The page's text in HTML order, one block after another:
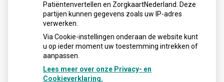
Registerenop
Duinrand
Apotheek
Patiëntenvertellen en ZorgkaartNederland. Deze
partijen kunnen gegevens zoals uw IP-adres
verwerken.
Via Cookie-instellingen onderaan de website kunt
u op ieder moment uw toestemming intrekken of
aanpassen.
Lees meer over onze Privacy- en
Cookieverklaring.